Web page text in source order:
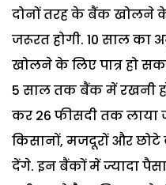
दोनों तरह के बैंक खोलने के
जरूरत होगी. 10 साल का
खोलने के लिए पात्र हो
5 साल तक बैंक में रखनी
कर 26 फीसदी तक लाया
किसानों, मजदूरों और छोटे
देंगे. इन बैंकों में ज्यादा